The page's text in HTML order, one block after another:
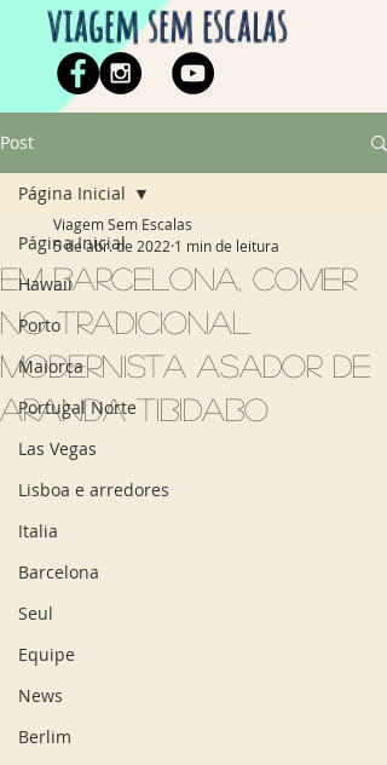
viagem sem escalas
Post
Página Inicial
Hawaii
Porto
Maiorca
Portugal Norte
Las Vegas
Lisboa e arredores
Italia
Barcelona
Seul
Equipe
News
Berlim
Página Inicial
Em Barcelona, comer
no tradicional
modernista Asador de
Aranda Tibidabo
Viagem Sem Escalas
5 de abr. de 2022 1 min de leitura